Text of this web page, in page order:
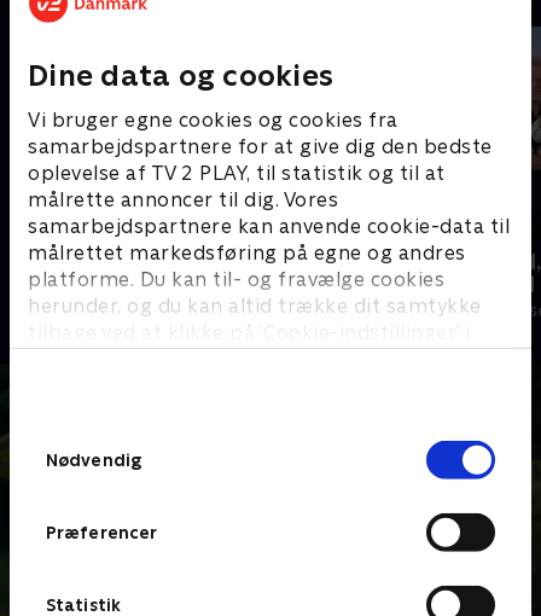
Dine data og cookies
Vi bruger egne cookies og cookies fra
samarbejdspartnere for at give dig den bedste
oplevelse af TV 2 PLAY, til statistik og til at
målrette annoncer til dig. Vores
samarbejdspartnere kan anvende cookie-data til
målrettet markedsføring på egne og andres
platforme. Du kan til- og fravælge cookies
herunder, og du kan altid trække dit samtykke
tilbage ved at klikke på ’Cookie-indstillinger’ i
Nødvendig
Præferencer
Statistik
Linde på Langeland
Livsstil • 5 sæsoner
beliggenhed
Livsstil • 18